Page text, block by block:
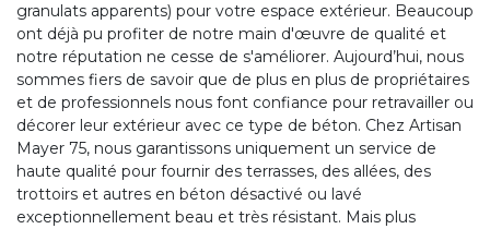
granulats apparents) pour votre espace extérieur. Beaucoup
ont déjà pu profiter de notre main d'œuvre de qualité et
notre réputation ne cesse de s'améliorer. Aujourd’hui, nous
sommes fiers de savoir que de plus en plus de propriétaires
et de professionnels nous font confiance pour retravailler ou
décorer leur extérieur avec ce type de béton. Chez Artisan
Mayer 75, nous garantissons uniquement un service de
haute qualité pour fournir des terrasses, des allées, des
trottoirs et autres en béton désactivé ou lavé
exceptionnellement beau et très résistant. Mais plus